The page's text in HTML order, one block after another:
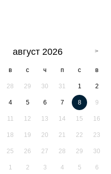
август 2026
в с ч п с в
28 29 30 31 1 2
4 5 6 7 8 9
11 12 13 14 15 16
18 19 20 21 22 23
25 26 27 28 29 30
1 2 3 4 5 6